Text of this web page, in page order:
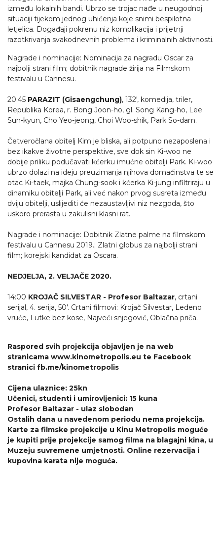
između lokalnih bandi. Ubrzo se trojac nađe u neugodnoj
situaciji tijekom jednog uhićenja koje snimi bespilotna
letjelica. Događaji pokrenu niz komplikacija i prijetnji
razotkrivanja svakodnevnih problema i kriminalnih aktivnosti.
Nagrade i nominacije: Nominacija za nagradu Oscar za
najbolji strani film; dobitnik nagrade žirija na Filmskom
festivalu u Cannesu.
20:45 PARAZIT (Gisaengchung), 132', komedija, triler,
Republika Korea, r. Bong Joon-ho, gl. Song Kang-ho, Lee
Sun-kyun, Cho Yeo-jeong, Choi Woo-shik, Park So-dam.
Četveročlana obitelj Kim je bliska, ali potpuno nezaposlena i
bez ikakve životne perspektive, sve dok sin Ki-woo ne
dobije priliku podučavati kćerku imućne obitelji Park. Ki-woo
ubrzo dolazi na ideju preuzimanja njihova domaćinstva te se
otac Ki-taek, majka Chung-sook i kćerka Ki-jung infiltriraju u
dinamiku obitelji Park, ali već nakon prvog susreta između
dviju obitelji, uslijediti će nezaustavljivi niz nezgoda, što
uskoro prerasta u zakulisni klasni rat.
Nagrade i nominacije: Dobitnik Zlatne palme na filmskom
festivalu u Cannesu 2019.; Zlatni globus za najbolji strani
film; korejski kandidat za Oscara.
NEDJELJA, 2. VELJAČE 2020.
14:00 KROJAČ SILVESTAR - Profesor Baltazar, crtani
serijal, 4. serija, 50'. Crtani filmovi: Krojač Silvestar, Ledeno
vruće, Lutke bez kose, Najveći snjegović, Oblačna priča.
Raspored svih projekcija objavljen je na web
stranicama www.kinometropolis.eu te Facebook
stranici fb.me/kinometropolis
Cijena ulaznice: 25kn
Učenici, studenti i umirovljenici: 15 kuna
Profesor Baltazar - ulaz slobodan
Ostalih dana u navedenom periodu nema projekcija.
Karte za filmske projekcije u Kinu Metropolis moguće
je kupiti prije projekcije samog filma na blagajni kina, u
Muzeju suvremene umjetnosti. Online rezervacija i
kupovina karata nije moguća.